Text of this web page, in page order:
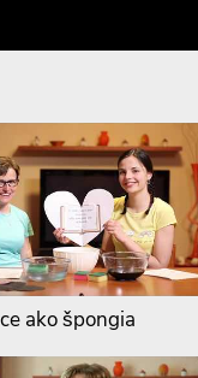
ako špongia